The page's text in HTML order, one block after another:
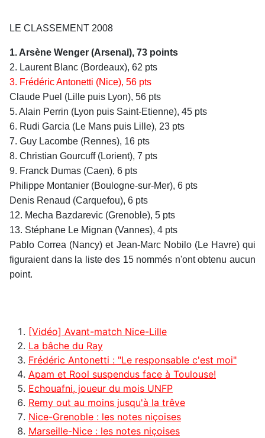
LE CLASSEMENT 2008
1. Arsène Wenger (Arsenal), 73 points
2. Laurent Blanc (Bordeaux), 62 pts
3. Frédéric Antonetti (Nice), 56 pts
Claude Puel (Lille puis Lyon), 56 pts
5. Alain Perrin (Lyon puis Saint-Etienne), 45 pts
6. Rudi Garcia (Le Mans puis Lille), 23 pts
7. Guy Lacombe (Rennes), 16 pts
8. Christian Gourcuff (Lorient), 7 pts
9. Franck Dumas (Caen), 6 pts
Philippe Montanier (Boulogne-sur-Mer), 6 pts
Denis Renaud (Carquefou), 6 pts
12. Mecha Bazdarevic (Grenoble), 5 pts
13. Stéphane Le Mignan (Vannes), 4 pts
Pablo Correa (Nancy) et Jean-Marc Nobilo (Le Havre) qui
figuraient dans la liste des 15 nommés n'ont obtenu aucun
point.
[Vidéo] Avant-match Nice-Lille
La bâche du Ray
Frédéric Antonetti : "Le responsable c'est moi"
Apam et Rool suspendus face à Toulouse!
Echouafni, joueur du mois UNFP
Remy out au moins jusqu'à la trêve
Nice-Grenoble : les notes niçoises
Marseille-Nice : les notes niçoises